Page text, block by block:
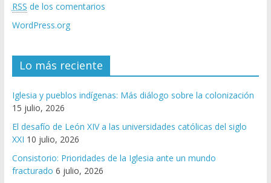
RSS de los comentarios
WordPress.org
Lo más reciente
Iglesia y pueblos indígenas: Más diálogo sobre la colonización
15 julio, 2026
El desafío de León XIV a las universidades católicas del siglo
XXI 10 julio, 2026
Consistorio: Prioridades de la Iglesia ante un mundo
fracturado 6 julio, 2026